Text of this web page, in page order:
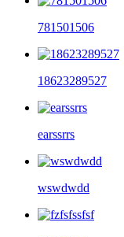
781501506
18623289527
earssrrs
wswdwdd